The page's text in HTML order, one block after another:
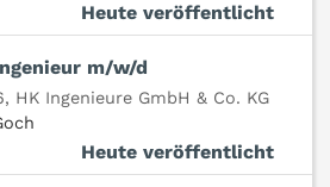
Heute veröffentlicht
m/w/d
HK Ingenieure GmbH & Co. KG
Heute veröffentlicht